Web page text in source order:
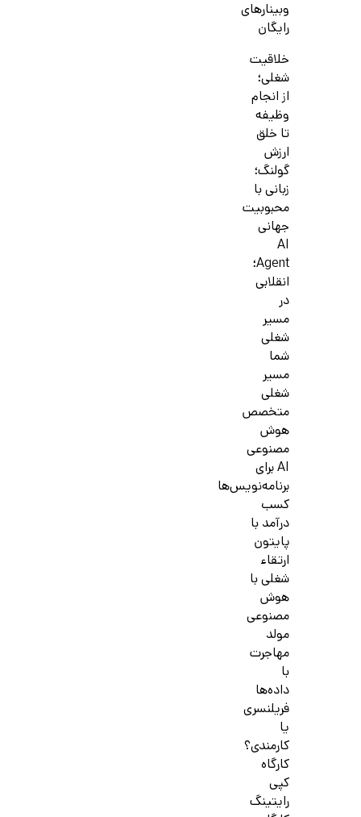
وبینارهای
رایگان
خلاقیت
شغلی؛
از انجام
وظیفه
تا خلق
ارزش
گولنگ؛
زبانی با
محبوبیت
جهانی
AI
Agent؛
انقلابی
در
مسیر
شغلی
شما
مسیر
شغلی
متخصص
هوش
مصنوعی
AI برای
برنامه‌نویس‌ها
کسب
درآمد با
پایتون
ارتقاء
شغلی با
هوش
مصنوعی
مولد
مهاجرت
با
داده‌ها
فریلنسری
یا
کارمندی؟
کارگاه
کپی
رایتینگ